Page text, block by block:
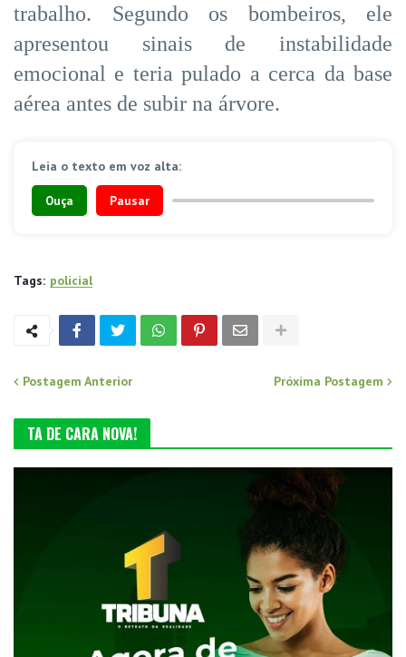
trabalho. Segundo os bombeiros, ele
apresentou sinais de instabilidade
emocional e teria pulado a cerca da base
aérea antes de subir na árvore.
Leia o texto em voz alta:
Ouça Pausar
Tags: policial
Postagem Anterior Próxima Postagem
TA DE CARA NOVA!